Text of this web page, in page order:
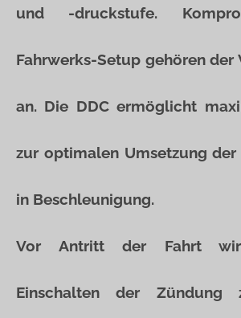
und -druckstufe.
Fahrwerks-Setup gehören der
an. Die DDC ermöglicht
zur optimalen Umsetzung
in Beschleunigung.
Vor Antritt der Fahrt
Einschalten der Zündung